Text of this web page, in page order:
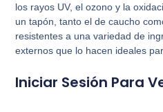
los rayos UV, el ozono y la
un tapón, tanto el de caucho
resistentes a una variedad de
externos que lo hacen ideales
Iniciar Sesión Para